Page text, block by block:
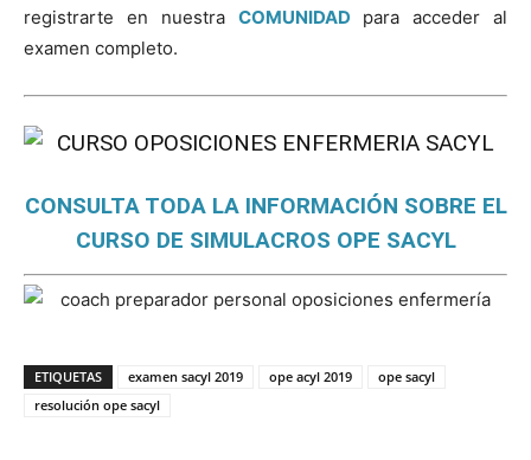
registrarte en nuestra COMUNIDAD para acceder al
examen completo.
CONSULTA TODA LA INFORMACIÓN SOBRE EL
CURSO DE SIMULACROS OPE SACYL
ETIQUETAS examen sacyl 2019 ope acyl 2019
ope sacyl
resolución ope sacyl